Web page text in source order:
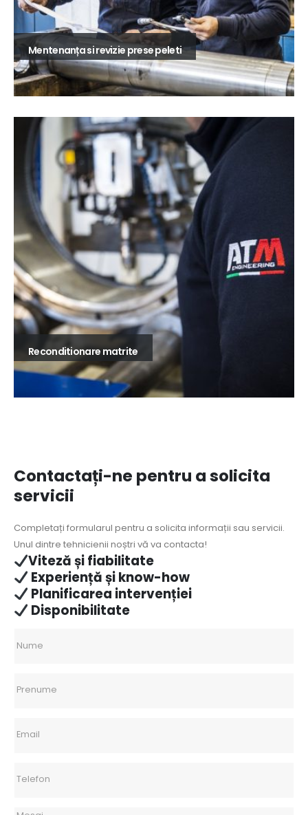
Mentenanța si revizie prese peleti
Reconditionare matrite
Contactați-ne pentru a solicita
servicii
Completați formularul pentru a solicita informații sau servicii.
Unul dintre tehnicienii noștri vă va contacta!
Viteză și fiabilitate
Experiență și know-how
Planificarea intervenției
Disponibilitate